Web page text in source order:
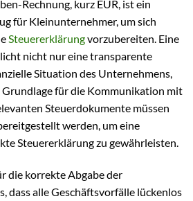
Rechnung, kurz EÜR, ist ein
für Kleinunternehmer, um sich
Steuererklärungvorzubereiten. Eine
nicht nur eine transparente
Situation des Unternehmens,
Grundlage für die Kommunikation mit
Steuerdokumente müssen
werden, um eine
Steuererklärung zu gewährleisten.
die korrekte Abgabe der
dass alle Geschäftsvorfälle lückenlos